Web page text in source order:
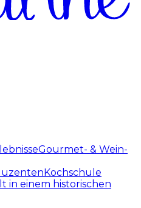
Gourmet- & Wein-
Kochschule
in einem historischen